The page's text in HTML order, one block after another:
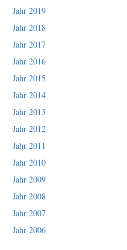
Jahr 2019
Jahr 2018
Jahr 2017
Jahr 2016
Jahr 2015
Jahr 2014
Jahr 2013
Jahr 2012
Jahr 2011
Jahr 2010
Jahr 2009
Jahr 2008
Jahr 2007
Jahr 2006